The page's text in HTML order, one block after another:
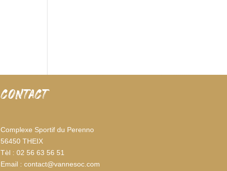
CONTACT
Complexe Sportif du Perenno
56450 THEIX
Tèl : 02 56 63 56 51
Email : contact@vannesoc.com